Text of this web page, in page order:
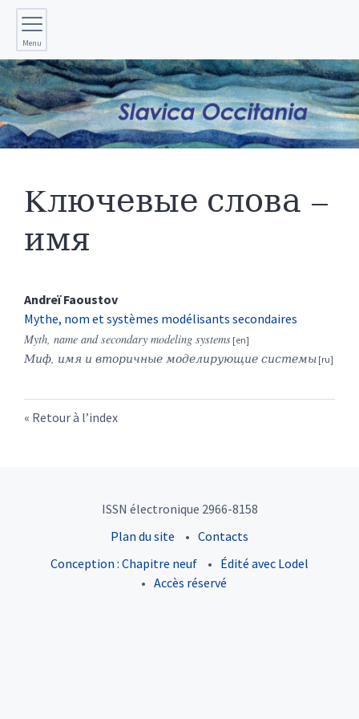
Menu
Kлючевые слова –
имя
AndreïFaoustov
Mythe, nom et systèmes modélisants secondaires
Myth, name and secondary modeling systems
Миф, имя и вторичные моделирующие системы
Retour à l’index
ISSN électronique 2966-8158
Plan du site
Contacts
Conception : Chapitre neuf
Édité avec Lodel
Accès réservé